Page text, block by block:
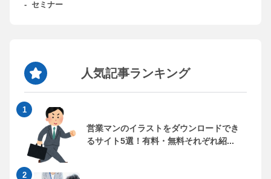
- セミナー
人気記事ランキング
営業マンのイラストをダウンロードでき
るサイト5選！有料・無料それぞれ紹...